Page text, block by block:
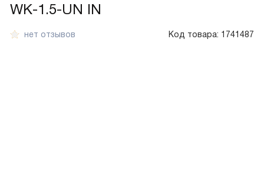
нет отзывов Код товара: 1741487
WK-1.5-UN IN